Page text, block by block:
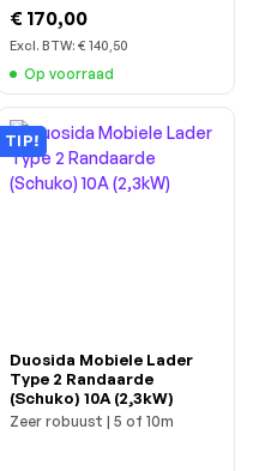
€ 170,00
Excl. BTW: € 140,50
Op voorraad
TIP!
Duosida Mobiele Lader
Type 2 Randaarde
(Schuko) 10A (2,3kW)
Zeer robuust | 5 of 10m